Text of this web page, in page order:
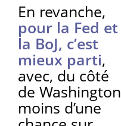
En revanche,
pour la Fed et
la BoJ, c’est
mieux parti,
avec, du côté
de Washington
moins d’une